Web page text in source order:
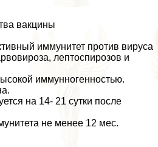
вакцины
иммунитет против вируса
лептоспирозов и
иммунногенностью.
на 14- 21 сутки после
не менее 12 мес.